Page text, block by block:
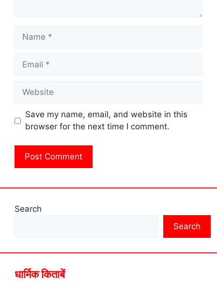
Name
Email
Website
Save my name, email, and website in this
browser for the next time I comment.
Search
Search
धार्मिक किताबें